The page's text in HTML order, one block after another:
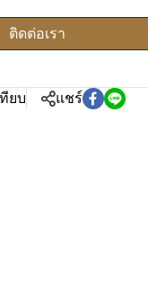
ติดต่อเรา
ยบ แชร์